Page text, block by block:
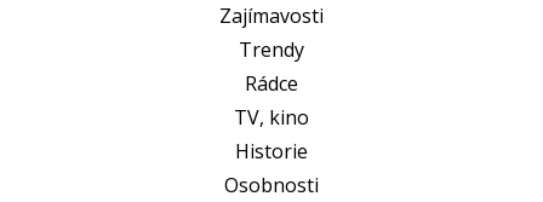
Zajímavosti
Trendy
Rádce
TV, kino
Historie
Osobnosti